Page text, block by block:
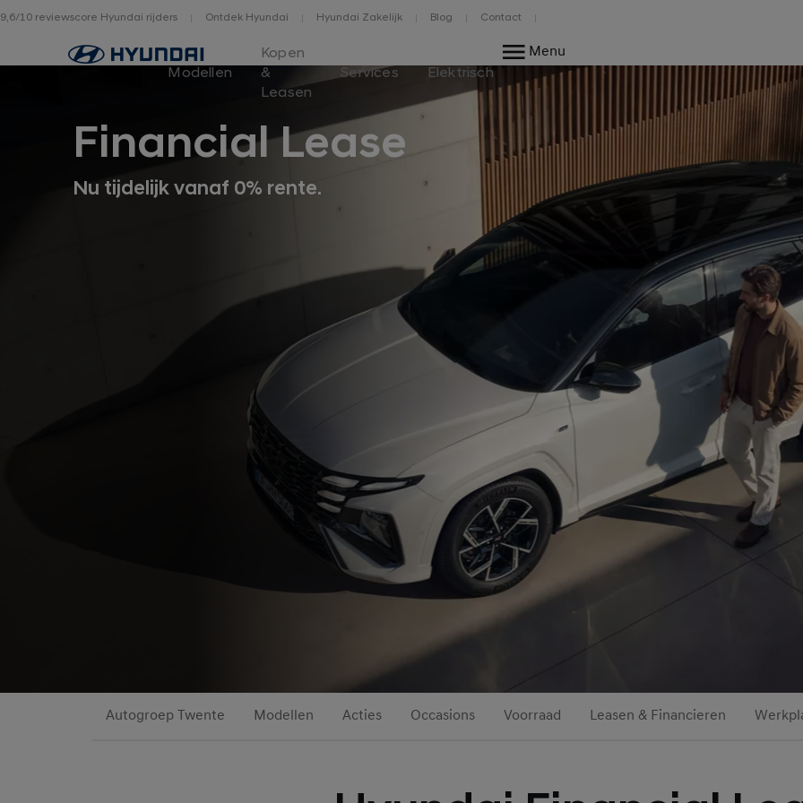
9,6/10 reviewscore Hyundai rijders Ontdek Hyundai Hyundai Zakelijk Blog Contact
Home
Modellen
Kopen
&
Leasen
Services Elektrisch
Menu
Financial Lease
Nu tijdelijk vanaf 0% rente.
Autogroep Twente Modellen Acties Occasions Voorraad Leasen & Financieren